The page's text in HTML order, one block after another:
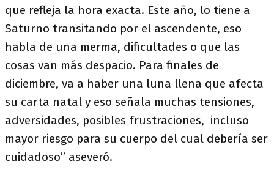
que refleja la hora exacta. Este año, lo tiene a
Saturno transitando por el ascendente, eso
habla de una merma, dificultades o que las
cosas van más despacio. Para finales de
diciembre, va a haber una luna llena que afecta
su carta natal y eso señala muchas tensiones,
adversidades, posibles frustraciones, incluso
mayor riesgo para su cuerpo del cual debería ser
cuidadoso” aseveró.